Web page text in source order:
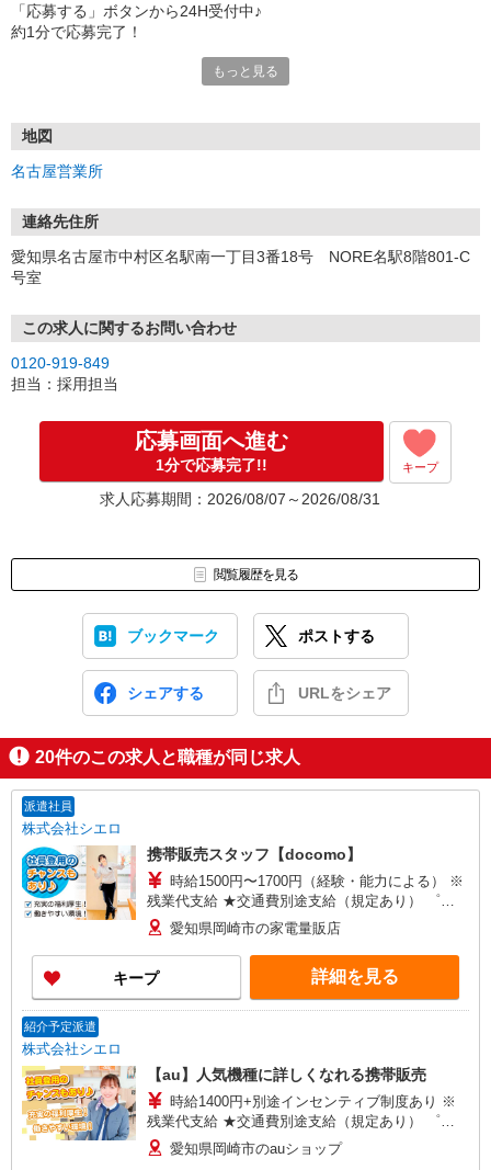
「応募する」ボタンから24H受付中♪
約1分で応募完了！
①応募から3営業日を目安に、メールorお電話でご連絡します。
★スマホでWEB面接（LINEなど）・出張面接・事務所面接と選べま
す
③面接実施（履歴書不要）
④勤務開始（スタート日は応相談）
お気軽にご応募ください♪
もっと見る
地図
名古屋営業所
連絡先住所
愛知県名古屋市中村区名駅南一丁目3番18号 NORE名駅8階801-C
号室
この求人に関するお問い合わせ
0120-919-849
担当：採用担当
応募画面へ進む
1分で応募完了!! キープ
求人応募期間：2026/08/07～2026/08/31
閲覧履歴を見る
ブックマーク ポストする
シェアする URLをシェア
20件のこの求人と職種が同じ求人
派遣社員
株式会社シエロ
携帯販売スタッフ【docomo】
時給1500円〜1700円（経験・能力による） ※
残業代支給 ★交通費別途支給（規定あり） ゜
+゜・。○。・゜+゜・。○。・゜+゜ 入社祝い金10
万円支給(規定有) お友達を紹介頂くと, インセンテ
ィブ支給(規定有) ★月2回払い・週払い可能（規程
有）★ ゜・。○。・゜+゜・。○。・゜+゜
愛知県岡崎市の家電量販店
キープ 詳細を見る
紹介予定派遣
株式会社シエロ
【au】人気機種に詳しくなれる携帯販売
時給1400円+別途インセンティブ制度あり ※
残業代支給 ★交通費別途支給（規定あり） ゜
+゜・。○。・゜+゜・。○。・゜+゜ 入社祝い金10
万円支給(規定有) お友達を紹介頂くと, インセンテ
愛知県岡崎市のauショップ